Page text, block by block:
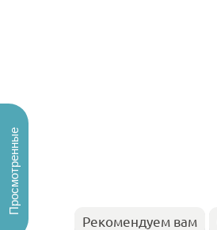
Рекомендуем вам
Просмотренные